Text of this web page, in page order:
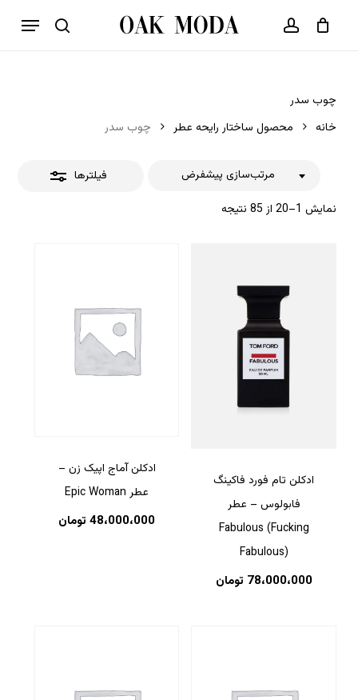
جستجو حساب کاربری
فهرست
سبد خرید بستن
چوب سدر
خانه
محصول ساختار رایحه عطر چوب سدر
فیلترها
نمایش 1–20 از 85 نتیجه
مرتب‌سازی پیشفرض
بستن
ادکلن تام فورد فاکینگ
فابولوس – عطر
Fabulous (Fucking
Fabulous)
78،000،000 تومان
ادکلن آماج اپیک زن –
عطر Epic Woman
48،000،000 تومان